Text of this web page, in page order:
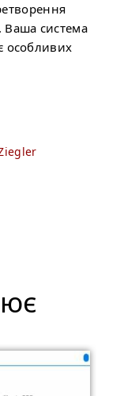
Ваша система
особливих